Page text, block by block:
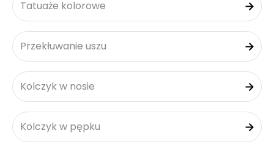
Tatuaże kolorowe
Przekłuwanie uszu
Kolczyk w nosie
Kolczyk w pępku